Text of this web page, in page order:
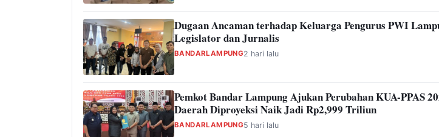
Dugaan Ancaman terhadap Keluarga Pengurus PWI
Legislator dan Jurnalis
BANDARLAMPUNG2 hari lalu
Pemkot Bandar Lampung Ajukan Perubahan KUA-PPAS
Daerah Diproyeksi Naik Jadi Rp2,999 Triliun
BANDARLAMPUNG5 hari lalu